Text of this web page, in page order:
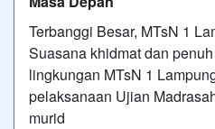
Terbanggi Besar, MTsN 1
Suasana khidmat dan
lingkungan MTsN 1
pelaksanaan Ujian
murid